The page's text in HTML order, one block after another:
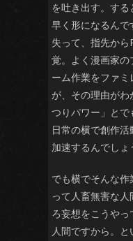
を吐き出す。す
早く形になるん
失って、指先か
覚。よく漫画家
ーム作業をファ
が、その理由が
つりパワー」と
日常の横で創作
加速するんでしょ
でも横でそんな
って人畜無害な
ろ妄想をこうや
人間ですから。